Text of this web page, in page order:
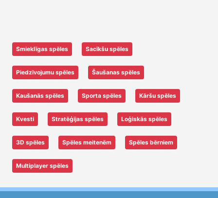
Smieklīgas spēles Sacīkšu spēles
Piedzīvojumu spēles Šaušanas spēles
Kaušanās spēles Sporta spēles Kāršu spēles
Kvesti Stratēģijas spēles Loģiskās spēles
3D spēles Spēles meitenēm Spēles bērniem
Multiplayer spēles